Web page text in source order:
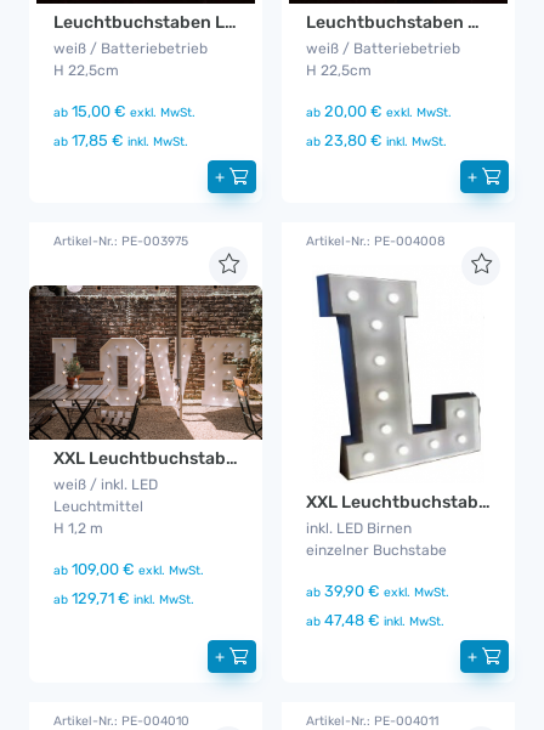
Leuchtbuchstaben LOVE klein
weiß / Batteriebetrieb
H 22,5cm
ab 15,00 € exkl. MwSt.
ab 17,85 € inkl. MwSt.
+
Leuchtbuchstaben MR & MRS klein
weiß / Batteriebetrieb
H 22,5cm
ab 20,00 € exkl. MwSt.
ab 23,80 € inkl. MwSt.
+
Artikel-Nr.: PE-003975
XXL Leuchtbuchstaben LOVE
weiß / inkl. LED
Leuchtmittel
H 1,2 m
ab 109,00 € exkl. MwSt.
ab 129,71 € inkl. MwSt.
+
Artikel-Nr.: PE-004008
XXL Leuchtbuchstabe L
inkl. LED Birnen
einzelner Buchstabe
ab 39,90 € exkl. MwSt.
ab 47,48 € inkl. MwSt.
+
Artikel-Nr.: PE-004010 Artikel-Nr.: PE-004011